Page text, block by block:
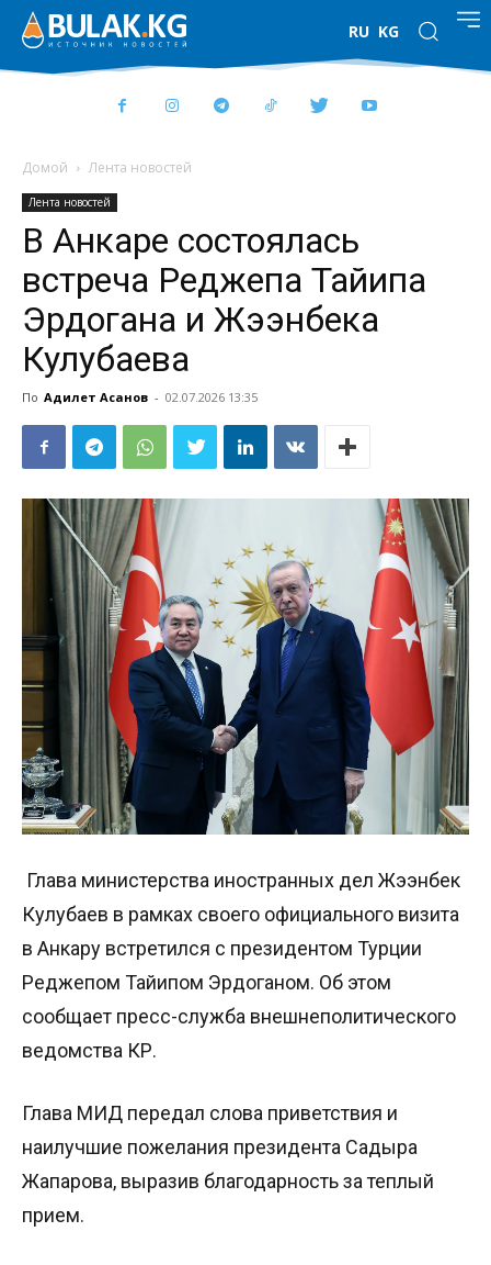
RU KG
Домой Лента новостей
Лента новостей
В Анкаре состоялась
встреча Реджепа Тайипа
Эрдогана и Жээнбека
Кулубаева
По Адилет Асанов - 02.07.2026 13:35
Глава министерства иностранных дел Жээнбек
Кулубаев в рамках своего официального визита
в Анкару встретился с президентом Турции
Реджепом Тайипом Эрдоганом. Об этом
сообщает пресс-служба внешнеполитического
ведомства КР.
Глава МИД передал слова приветствия и
наилучшие пожелания президента Садыра
Жапарова, выразив благодарность за теплый
прием.